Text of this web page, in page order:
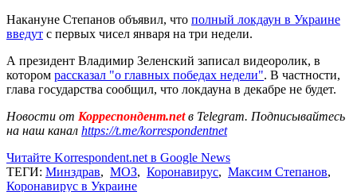
Накануне Степанов объявил, что полный локдаун в Украине
введут с первых чисел января на три недели.
А президент Владимир Зеленский записал видеоролик, в
котором рассказал "о главных победах недели". В частности,
глава государства сообщил, что локдауна в декабре не будет.
Новости от Корреспондент.netв Telegram. Подписывайтесь
на наш канал https://t.me/korrespondentnet
Читайте Korrespondent.net в Google News
ТЕГИ: Минздрав, МОЗ, Коронавирус, Максим Степанов,
Коронавирус в Украине